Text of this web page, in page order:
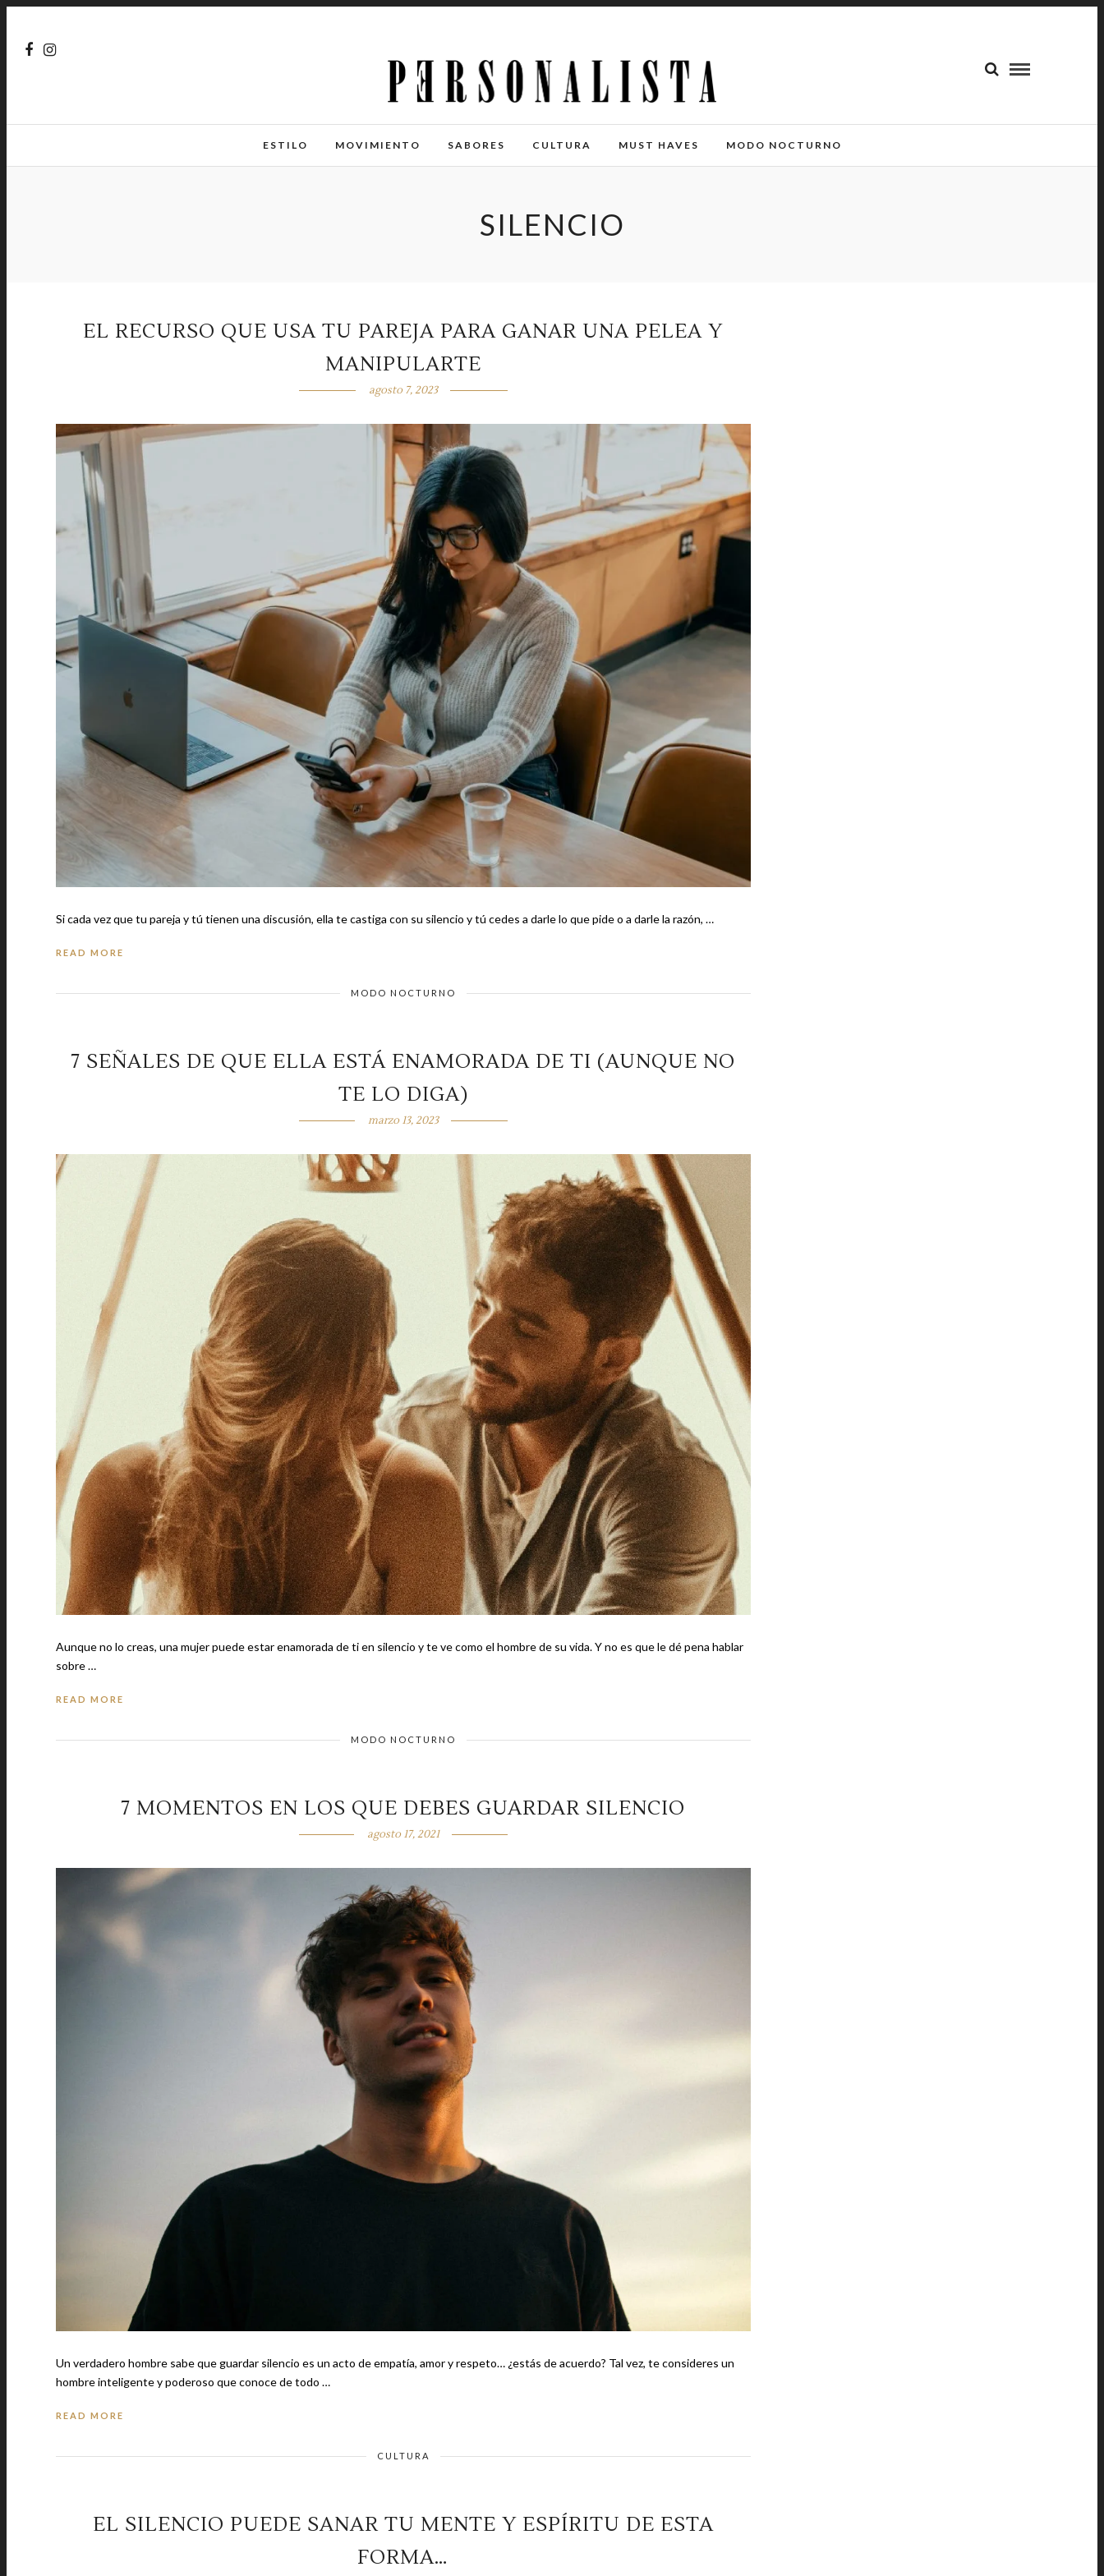
ESTILO MOVIMIENTO SABORES CULTURA MUST HAVES MODO NOCTURNO
SILENCIO
EL RECURSO QUE USA TU PAREJA PARA GANAR UNA PELEA Y
MANIPULARTE
agosto 7, 2023
Si cada vez que tu pareja y tú tienen una discusión, ella te castiga con su silencio y tú cedes a darle lo que pide o a darle la razón, …
READ MORE
MODO NOCTURNO
7 SEÑALES DE QUE ELLA ESTÁ ENAMORADA DE TI (AUNQUE NO
TE LO DIGA)
marzo 13, 2023
Aunque no lo creas, una mujer puede estar enamorada de ti en silencio y te ve como el hombre de su vida. Y no es que le dé pena hablar
sobre …
READ MORE
MODO NOCTURNO
7 MOMENTOS EN LOS QUE DEBES GUARDAR SILENCIO
agosto 17, 2021
Un verdadero hombre sabe que guardar silencio es un acto de empatía, amor y respeto… ¿estás de acuerdo? Tal vez, te consideres un
hombre inteligente y poderoso que conoce de todo …
READ MORE
CULTURA
EL SILENCIO PUEDE SANAR TU MENTE Y ESPÍRITU DE ESTA
FORMA…